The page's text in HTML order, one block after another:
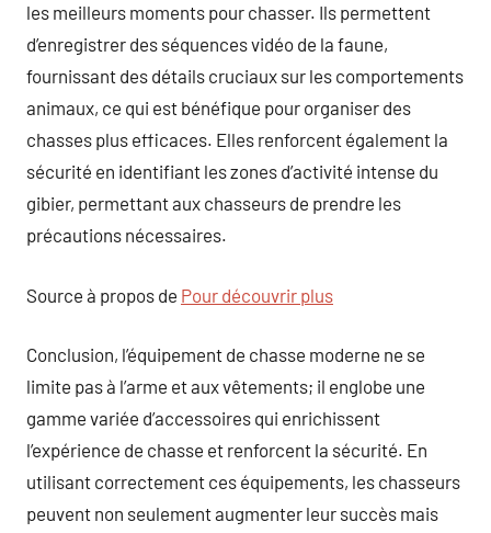
les meilleurs moments pour chasser. Ils permettent
d’enregistrer des séquences vidéo de la faune,
fournissant des détails cruciaux sur les comportements
animaux, ce qui est bénéfique pour organiser des
chasses plus efficaces. Elles renforcent également la
sécurité en identifiant les zones d’activité intense du
gibier, permettant aux chasseurs de prendre les
précautions nécessaires.
Source à propos de Pour découvrir plus
Conclusion, l’équipement de chasse moderne ne se
limite pas à l’arme et aux vêtements; il englobe une
gamme variée d’accessoires qui enrichissent
l’expérience de chasse et renforcent la sécurité. En
utilisant correctement ces équipements, les chasseurs
peuvent non seulement augmenter leur succès mais